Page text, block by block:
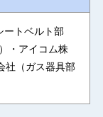
ートベルト部
・アイコム株
社（ガス器具部